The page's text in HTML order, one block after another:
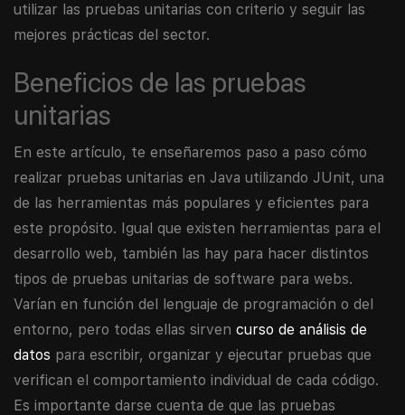
utilizar las pruebas unitarias con criterio y seguir las
mejores prácticas del sector.
Beneficios de las pruebas
unitarias
En este artículo, te enseñaremos paso a paso cómo
realizar pruebas unitarias en Java utilizando JUnit, una
de las herramientas más populares y eficientes para
este propósito. Igual que existen herramientas para el
desarrollo web, también las hay para hacer distintos
tipos de pruebas unitarias de software para webs.
Varían en función del lenguaje de programación o del
entorno, pero todas ellas sirven curso de análisis de
datos para escribir, organizar y ejecutar pruebas que
verifican el comportamiento individual de cada código.
Es importante darse cuenta de que las pruebas